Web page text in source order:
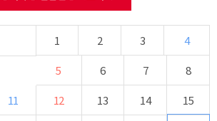
1 2 3
4
5
6 7
8
11 12 13 14
15